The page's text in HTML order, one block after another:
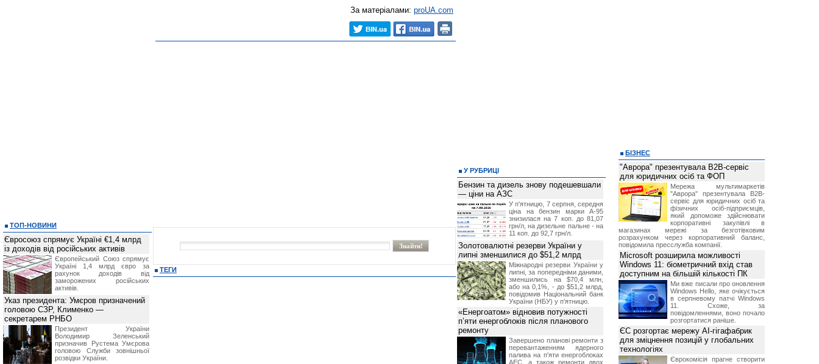
За матеріалами: proUA.com
ТЕГИ
ТОП-НОВИНИ
Євросоюз спрямує Україні €1,4 млрд
із доходів від російських активів
Європейський Союз спрямує
Україні 1,4 млрд євро за
рахунок доходів від
заморожених російських
активів.
Указ президента: Умєров призначений
головою СЗР, Клименко —
секретарем РНБО
Президент України
Володимир Зеленський
призначив Pустема Умєрова
головою Служби зовнішньої
розвідки України.
У РУБРИЦІ
Бензин та дизель знову подешевшали
— ціни на АЗС
У п'ятницю, 7 серпня, середня
ціна на бензин марки А-95
знизилася на 7 коп. до 81,07
грн/л, на дизельне пальне - на
11 коп. до 92,7 грн/л.
Золотовалютні резерви України у
липні зменшилися до $51,2 млрд
Міжнародні резерви України у
липні, за попередніми даними,
зменшились на $70,4 млн,
або на 0,1%, - до $51,2 млрд,
повідомив Національний банк
України (НБУ) у п'ятницю.
«Енергоатом» відновив потужності
п’яти енергоблоків після планового
ремонту
Завершено планові ремонти з
перевантаженням ядерного
палива на п'яти енергоблоках
АЕС, а також ремонти двох
БІЗНЕС
"Аврора" презентувала B2B-сервіс
для юридичних осіб та ФОП
Мережа мультимаркетів
"Аврора" презентувала B2B-
сервіс для юридичних осіб та
фізичних осіб-підприємців,
який допоможе здійснювати
корпоративні закупівлі в
магазинах мережі за безготівковим
розрахунком через корпоративний баланс,
повідомила пресслужба компанії.
Microsoft розширила можливості
Windows 11: біометричний вхід став
доступним на більшій кількості ПК
Ми вже писали про оновлення
Windows Hello, яке очікується
в серпневому патчі Windows
11. Схоже, за
повідомленнями, воно почало
розгортатися раніше.
ЄС розгортає мережу AI-гігафабрик
для зміцнення позицій у глобальних
технологіях
Єврокомісія прагне створити